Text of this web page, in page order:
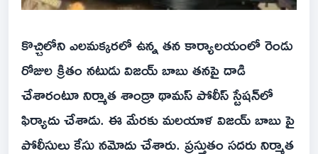
కొచ్చిలోని ఎలమక్కరలో ఉన్న‌ తన కార్యాలయంలో రెండు
రోజుల క్రితం న‌టుడు విజయ్ బాబు తనపై దాడి
చేశారంటూ నిర్మాత‌ శాండ్రా థామస్ పోలీస్ స్టేష‌న్‌లో
ఫిర్యాదు చేశాడు. ఈ మేరకు మలయాళ విజ‌య్ బాబు పై
పోలీసులు కేసు న‌మోదు చేశారు. ప్రస్తుతం స‌ద‌రు నిర్మాత‌